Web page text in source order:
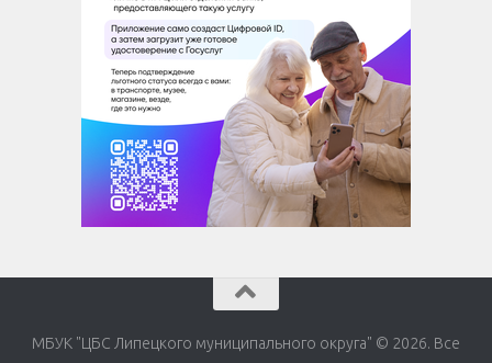
МБУК "ЦБС Липецкого муниципального округа" © 2026. Все